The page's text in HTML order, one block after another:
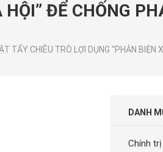
ĐỂ CHỐNG
LẬT TẨY CHIÊU TRÒ LỢI DỤNG “PHẢN
DANH
Chính